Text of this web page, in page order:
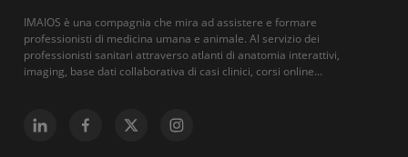
IMAIOS è una compagnia che mira ad assistere e formare
professionisti di medicina umana e animale. Al servizio dei
professionisti sanitari attraverso atlanti di anatomia interattivi,
imaging, base dati collaborativa di casi clinici, corsi online...